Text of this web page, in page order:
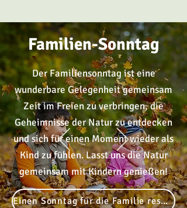
Familien-Sonntag
Der Familiensonntag ist eine
wunderbare Gelegenheit gemeinsam
Zeit im Freien zu verbringen, die
Geheimnisseder Natur zu entdecken
und sich für einen Moment wieder als
Kind zu fühlen. Lasst uns die Natur
gemeinsam mit Kindern genießen!
Einen Sonntag für die Familie reservieren